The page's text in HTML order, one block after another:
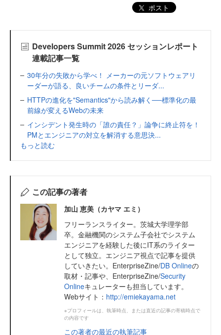
ポスト
Developers Summit 2026 セッションレポート
連載記事一覧
30年分の失敗から学べ！ メーカーの元ソフトウェアリ
ーダーが語る、良いチームの条件とリーダ...
HTTPの進化を"Semantics"から読み解く──標準化の最
前線が変えるWebの未来
インシデント発生時の「誰の責任？」論争に終止符を！
PMとエンジニアの対立を解消する意思決...
もっと読む
この記事の著者
加山 恵美（カヤマ エミ）
フリーランスライター。茨城大学理学部
卒。金融機関のシステム子会社でシステム
エンジニアを経験した後にIT系のライター
として独立。エンジニア視点で記事を提供
していきたい。EnterpriseZine/DB Onlineの
取材・記事や、EnterpriseZine/Security
Onlineキュレーターも担当しています。
Webサイト： http://emiekayama.net
※プロフィールは、執筆時点、または直近の記事の寄稿時点で
の内容です
この著者の最近の執筆記事